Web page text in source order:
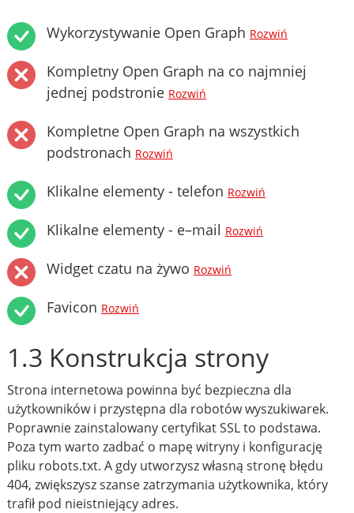
Wykorzystywanie Open Graph Rozwiń
Kompletny Open Graph na co najmniej
jednej podstronie Rozwiń
Kompletne Open Graph na wszystkich
podstronach Rozwiń
Klikalne elementy - telefon Rozwiń
Klikalne elementy - e–mail Rozwiń
Widget czatu na żywo Rozwiń
Favicon Rozwiń
1.3 Konstrukcja strony
Strona internetowa powinna być bezpieczna dla
użytkowników i przystępna dla robotów wyszukiwarek.
Poprawnie zainstalowany certyfikat SSL to podstawa.
Poza tym warto zadbać o mapę witryny i konfigurację
pliku robots.txt. A gdy utworzysz własną stronę błędu
404, zwiększysz szanse zatrzymania użytkownika, który
trafił pod nieistniejący adres.